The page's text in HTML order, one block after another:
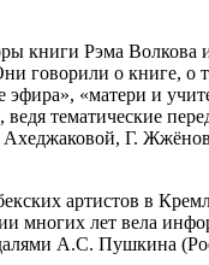
книги Рэма
говорили о книге, о
«матери и
тематические
Г.
артистов в
многих лет вела
А.С. Пушкина